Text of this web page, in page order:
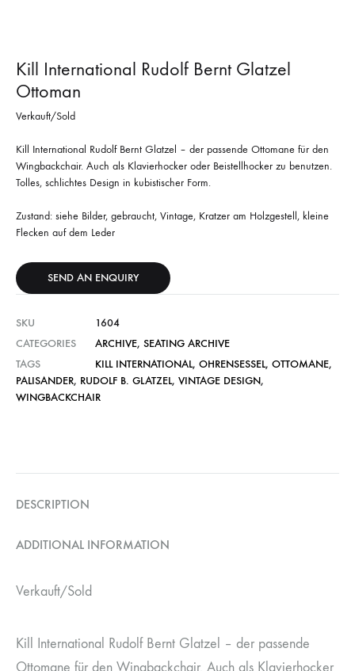
Kill International Rudolf Bernt Glatzel
Ottoman
Verkauft/Sold
Kill International Rudolf Bernt Glatzel – der passende Ottomane für den
Wingbackchair. Auch als Klavierhocker oder Beistellhocker zu benutzen.
Tolles, schlichtes Design in kubistischer Form.
Zustand: siehe Bilder, gebraucht, Vintage, Kratzer am Holzgestell, kleine
Flecken auf dem Leder
SEND AN ENQUIRY
SKU
1604
CATEGORIES
ARCHIVE, SEATING ARCHIVE
TAGS
KILL INTERNATIONAL, OHRENSESSEL, OTTOMANE,
PALISANDER, RUDOLF B. GLATZEL, VINTAGE DESIGN,
WINGBACKCHAIR
DESCRIPTION
ADDITIONAL INFORMATION
Verkauft/Sold
Kill International Rudolf Bernt Glatzel – der passende
Ottomane für den Wingbackchair. Auch als Klavierhocker